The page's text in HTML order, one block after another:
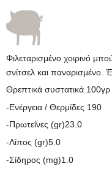
Φιλεταρισμένο χοιρινό
σνίτσελ και παναρισμένο.
Θρεπτικά συστατικά 100γρ
-Ενέργεια / Θερμίδες 190
-Πρωτεΐνες (gr)23.0
-Λίπος (gr)5.0
-Σίδηρος (mg)1.0